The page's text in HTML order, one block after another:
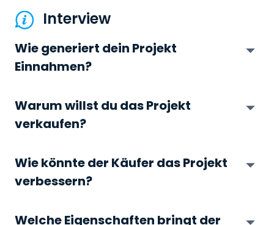
Interview
Wie generiert dein Projekt
Einnahmen?
Warum willst du das Projekt
verkaufen?
Wie könnte der Käufer das Projekt
verbessern?
Welche Eigenschaften bringt der